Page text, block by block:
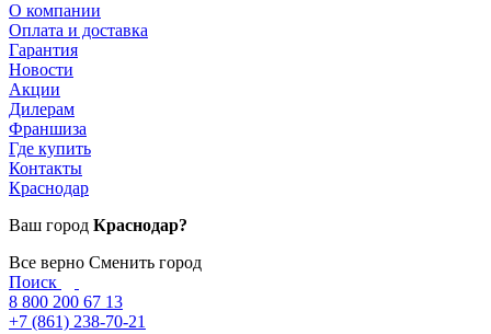
О компании
Оплата и доставка
Гарантия
Новости
Акции
Дилерам
Франшиза
Где купить
Контакты
Краснодар
Ваш город Краснодар?
Все верно Сменить город
Поиск
8 800 200 67 13
+7 (861) 238-70-21